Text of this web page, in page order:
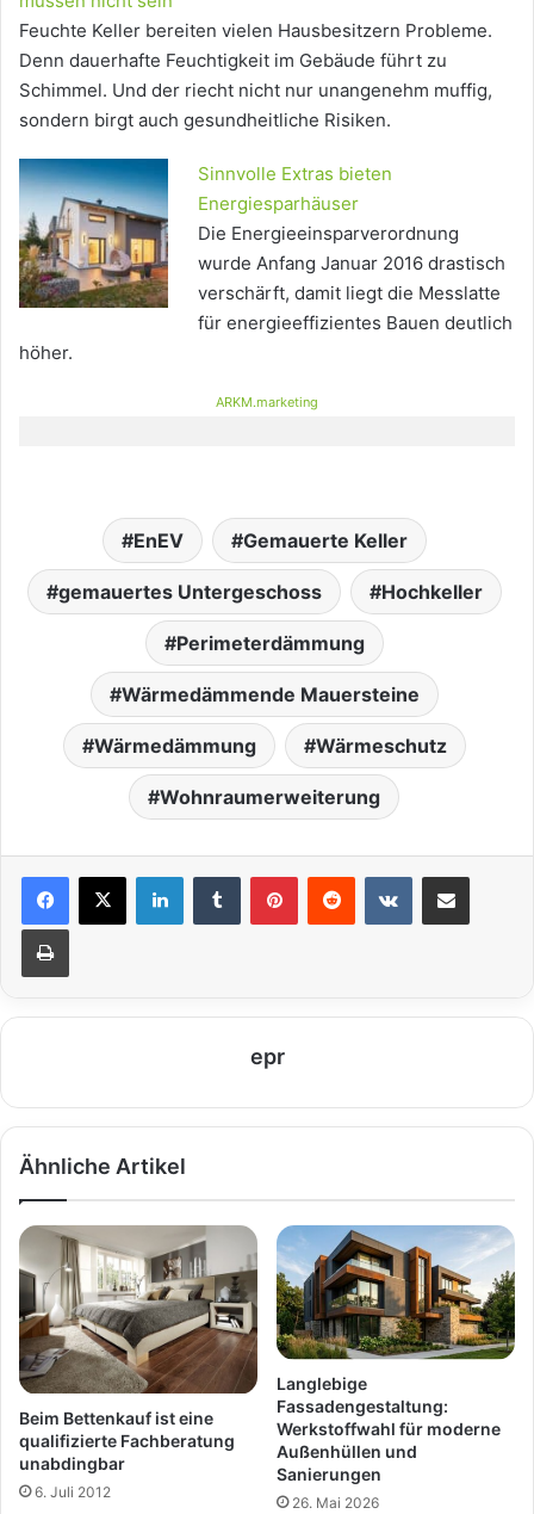
Feuchte Keller bereiten vielen Hausbesitzern Probleme.
Denn dauerhafte Feuchtigkeit im Gebäude führt zu
Schimmel. Und der riecht nicht nur unangenehm muffig,
sondern birgt auch gesundheitliche Risiken.
Sinnvolle Extras bieten
Energiesparhäuser
Die Energieeinsparverordnung
wurde Anfang Januar 2016 drastisch
verschärft, damit liegt die Messlatte
für energieeffizientes Bauen deutlich
höher.
ARKM.marketing
EnEV Gemauerte Keller
gemauertes Untergeschoss Hochkeller
Perimeterdämmung
Wärmedämmende Mauersteine
Wärmedämmung Wärmeschutz
Wohnraumerweiterung
epr
Ähnliche Artikel
Beim Bettenkauf ist eine
qualifizierte Fachberatung
unabdingbar
6. Juli 2012
Langlebige
Fassadengestaltung:
Werkstoffwahl für moderne
Außenhüllen und
Sanierungen
26. Mai 2026